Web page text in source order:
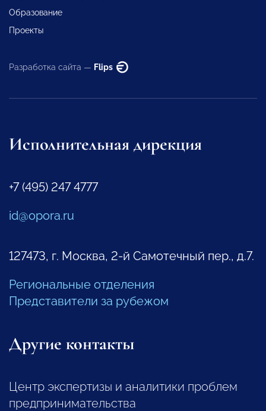
Образование
Проекты
Разработка сайта — Flips
Исполнительная дирекция
+7 (495) 247 4777
id@opora.ru
127473, г. Москва, 2-й Самотечный пер., д.7.
Региональные отделения
Представители за рубежом
Другие контакты
Центр экспертизы и аналитики проблем
предпринимательства